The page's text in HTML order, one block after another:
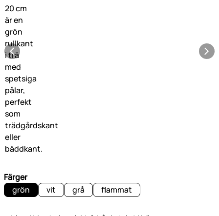
Färger
grön
vit grå flammat